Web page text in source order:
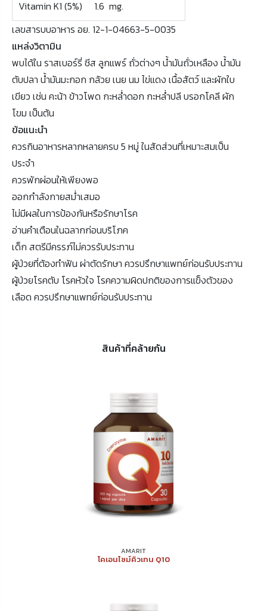
Vitamin K1 (5%) 1.6 mg.
เลขสารบบอาหาร อย. 12-1-04663-5-0035
แหล่งวิตามิน
พบได้ใน ราสเบอร์รี่ ชีส ลูกแพร์ ถั่วต่างๆ น้ำมันถั่วเหลือง น้ำมัน
ตับปลา น้ำมันมะกอก กล้วย เนย นม ไข่แดง เนื้อสัตว์ และผักใบ
เขียว เช่น คะน้า ข้าวโพด กะหล่ำดอก กะหล่ำปลี บรอกโคลี ผัก
โขม เป็นต้น
ข้อแนะนำ
ควรกินอาหารหลากหลายครบ 5 หมู่ ในสัดส่วนที่เหมาะสมเป็น
ประจำ
ควรพักผ่อนให้เพียงพอ
ออกกำลังกายสม่ำเสมอ
ไม่มีผลในการป้องกันหรือรักษาโรค
อ่านคำเตือนในฉลากก่อนบริโภค
เด็ก สตรีมีครรภ์ไม่ควรรับประทาน
ผู้ป่วยที่ต้องทำฟัน ผ่าตัดรักษา ควรปรึกษาแพทย์ก่อนรับประทาน
ผู้ป่วยโรคตับ โรคหัวใจ โรคความผิดปกติของการแข็งตัวของ
เลือด ควรปรึกษาแพทย์ก่อนรับประทาน
สินค้าที่คล้ายกัน
AMARIT
โคเอนไซม์คิวเทน Q10